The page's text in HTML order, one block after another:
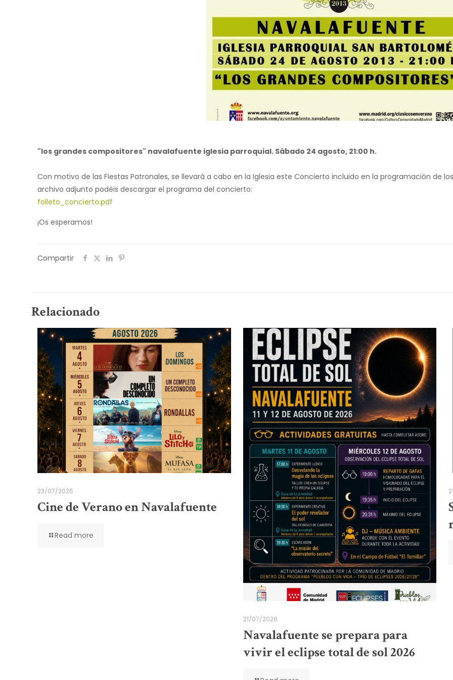
"los grandes compositores" navalafuente iglesia parroquial. Sábado 24 agosto, 21:00 h.
Con motivo de las Fiestas Patronales, se llevará a cabo en la Iglesia este Concierto incluido en la programación de
archivo adjunto podéis descargar el programa del concierto:
folleto_concierto.pdf
¡Os esperamos!
Compartir
Relacionado
23/07/2026
Cine de Verano en Navalafuente
Read more
21/07/2026
Navalafuente se prepara para
vivir el eclipse total de sol 2026